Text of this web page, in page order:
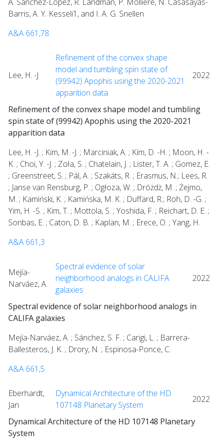
Barris, A. Y. Kesseli1, and I. A. G. Snellen
A&A 661,78
Lee, H. -J
Refinement of the convex shape
model and tumbling spin state of
(99942) Apophis using the 2020-2021
apparition data
2022
Refinement of the convex shape model and tumbling
spin state of (99942) Apophis using the 2020-2021
apparition data
Lee, H. -J. ; Kim, M. -J. ; Marciniak, A. ; Kim, D. -H. ; Moon, H. -
K. ; Choi, Y. -J. ; Zoła, S. ; Chatelain, J. ; Lister, T. A. ; Gomez, E.
; Greenstreet, S. ; Pál, A. ; Szakáts, R. ; Erasmus, N.; Lees, R.
; Janse van Rensburg, P. ; Ogłoza, W. ; Dróżdż, M. ; Żejmo,
M. ; Kamiński, K. ; Kamińska, M. K. ; Duffard, R.; Roh, D. -G. ;
Yim, H. -S. ; Kim, T. ; Mottola, S. ; Yoshida, F. ; Reichart, D. E. ;
Sonbas, E. ; Caton, D. B. ; Kaplan, M. ; Erece, O. ; Yang, H.
A&A 661,3
Mejía-
Narváez, A.
Spectral evidence of solar
neighborhood analogs in CALIFA
galaxies
2022
Spectral evidence of solar neighborhood analogs in
CALIFA galaxies
Mejía-Narváez, A. ; Sánchez, S. F. ; Carigi, L. ; Barrera-
Ballesteros, J. K. ; Drory, N. ; Espinosa-Ponce, C.
A&A 661,5
Eberhardt,
Jan
Dynamical Architecture of the HD
107148 Planetary System
2022
Dynamical Architecture of the HD 107148 Planetary
System